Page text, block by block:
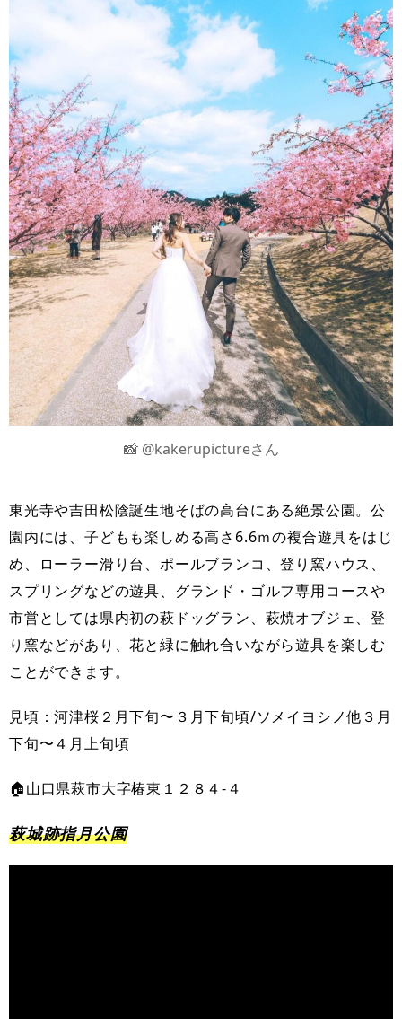
📸 @kakerupictureさん
東光寺や吉田松陰誕生地そばの高台にある絶景公園。公
園内には、子どもも楽しめる高さ6.6ｍの複合遊具をはじ
め、ローラー滑り台、ポールブランコ、登り窯ハウス、
スプリングなどの遊具、グランド・ゴルフ専用コースや
市営としては県内初の萩ドッグラン、萩焼オブジェ、登
り窯などがあり、花と緑に触れ合いながら遊具を楽しむ
ことができます。
見頃：河津桜２月下旬〜３月下旬頃/ソメイヨシノ他３月
下旬〜４月上旬頃
🏠山口県萩市大字椿東１２８４-４
萩城跡指月公園